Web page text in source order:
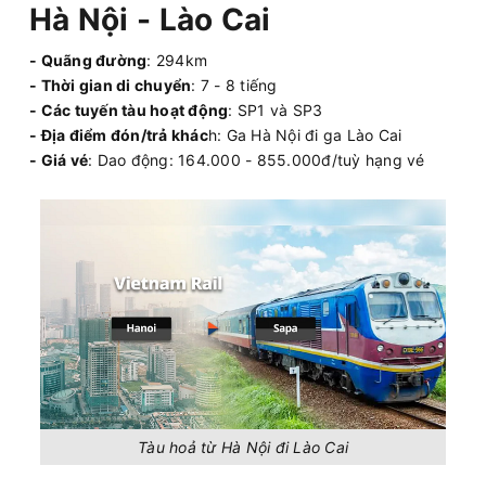
Hà Nội - Lào Cai
- Quãng đường: 294km
- Thời gian di chuyển: 7 - 8 tiếng
- Các tuyến tàu hoạt động: SP1 và SP3
- Địa điểm đón/trả khách: Ga Hà Nội đi ga Lào Cai
- Giá vé: Dao động: 164.000 - 855.000đ/tuỳ hạng vé
Tàu hoả từ Hà Nội đi Lào Cai